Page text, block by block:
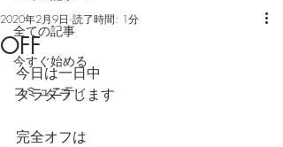
全ての記事
今すぐ始める
コミュニティ
OFF
2020年2月9日 読了時間: 1分
今日は一日中
ダラダラします
完全オフは